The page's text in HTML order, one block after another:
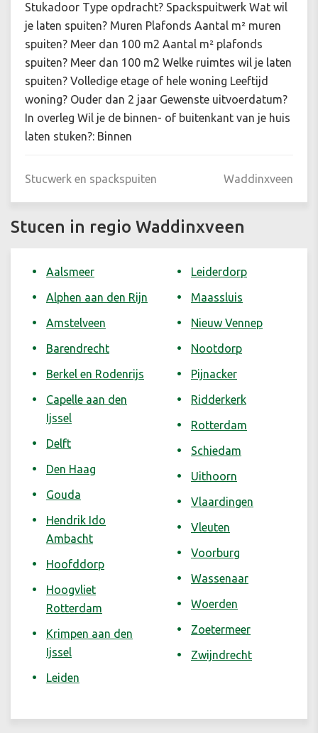
Stukadoor Type opdracht? Spackspuitwerk Wat wil
je laten spuiten? Muren Plafonds Aantal m² muren
spuiten? Meer dan 100 m2 Aantal m² plafonds
spuiten? Meer dan 100 m2 Welke ruimtes wil je laten
spuiten? Volledige etage of hele woning Leeftijd
woning? Ouder dan 2 jaar Gewenste uitvoerdatum?
In overleg Wil je de binnen- of buitenkant van je huis
laten stuken?: Binnen
Stucwerk en spackspuiten Waddinxveen
Stucen in regio Waddinxveen
Aalsmeer
Alphen aan den Rijn
Amstelveen
Barendrecht
Berkel en Rodenrijs
Capelle aan den
Ijssel
Delft
Den Haag
Gouda
Hendrik Ido
Ambacht
Hoofddorp
Hoogvliet
Rotterdam
Krimpen aan den
Ijssel
Leiden
Leiderdorp
Maassluis
Nieuw Vennep
Nootdorp
Pijnacker
Ridderkerk
Rotterdam
Schiedam
Uithoorn
Vlaardingen
Vleuten
Voorburg
Wassenaar
Woerden
Zoetermeer
Zwijndrecht